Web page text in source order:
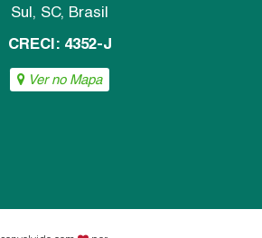
Sul, SC, Brasil
CRECI: 4352-J
Ver no Mapa